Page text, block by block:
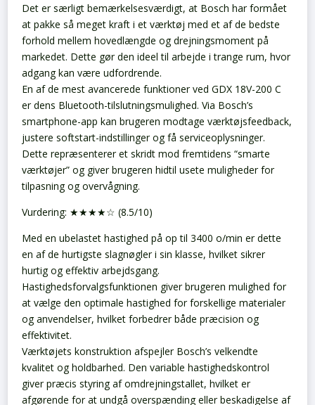
Det er særligt bemærkelsesværdigt, at Bosch har formået
at pakke så meget kraft i et værktøj med et af de bedste
forhold mellem hovedlængde og drejningsmoment på
markedet. Dette gør den ideel til arbejde i trange rum, hvor
adgang kan være udfordrende.
En af de mest avancerede funktioner ved GDX 18V-200 C
er dens Bluetooth-tilslutningsmulighed. Via Bosch’s
smartphone-app kan brugeren modtage værktøjsfeedback,
justere softstart-indstillinger og få serviceoplysninger.
Dette repræsenterer et skridt mod fremtidens “smarte
værktøjer” og giver brugeren hidtil usete muligheder for
tilpasning og overvågning.
Vurdering: ★★★★☆ (8.5/10)
Med en ubelastet hastighed på op til 3400 o/min er dette
en af de hurtigste slagnøgler i sin klasse, hvilket sikrer
hurtig og effektiv arbejdsgang.
Hastighedsforvalgsfunktionen giver brugeren mulighed for
at vælge den optimale hastighed for forskellige materialer
og anvendelser, hvilket forbedrer både præcision og
effektivitet.
Værktøjets konstruktion afspejler Bosch’s velkendte
kvalitet og holdbarhed. Den variable hastighedskontrol
giver præcis styring af omdrejningstallet, hvilket er
afgørende for at undgå overspænding eller beskadigelse af